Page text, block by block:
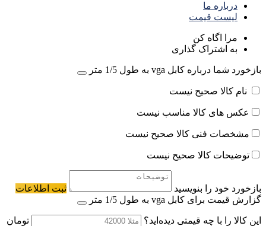
درباره ما
لیست قیمت
مرا اگاه کن
به اشتراک گذاری
بازخورد شما درباره کابل vga به طول 1/5 متر
نام کالا صحیح نیست
عکس های کالا مناسب نیست
مشخصات فنی کالا صحیح نیست
توضیحات کالا صحیح نیست
بازخورد خود را بنویسید
ثبت اطلاعات
گزارش قیمت برای کابل vga به طول 1/5 متر
این کالا را با چه قیمتی دیده‌اید؟ تومان